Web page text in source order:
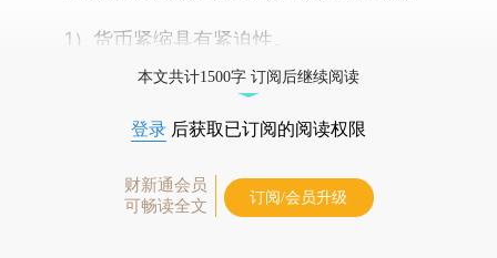
1）货币紧缩具有紧迫性。
本文共计1500字 订阅后继续阅读
登录 后获取已订阅的阅读权限
财新通会员
可畅读全文
订阅/会员升级